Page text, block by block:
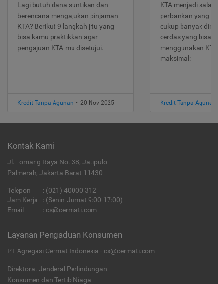
Lagi butuh dana suntikan dan
berencana mengajukan pinjaman
KTA? Berikut 9 langkah jitu yang
bisa kamu praktikkan agar
pengajuan KTA-mu disetujui.
Kredit Tanpa Agunan • 20 Nov 2025
KTA menjadi
perbankan yang
cukup banyak
cerdas yang bisa
menggunakan
maksimal:
Kredit Tanpa Agunan
Kontak Kami
Jl. Tomang Raya No. 38, Jatipulo
Palmerah, Jakarta Barat 11430
Telepon : (021) 40000 312
Jam Kerja
: (Senin-Jumat 9:00-17:00)
Email
: cs@cermati.com
Layanan Pengaduan Konsumen
PT Agregasi Cermat Indonesia - cs@cermati.com
Direktorat Jenderal Perlindungan
Konsumen dan Tertib Niaga